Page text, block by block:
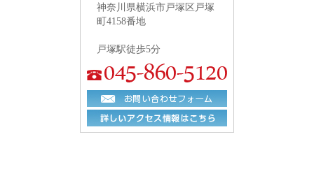
神奈川県横浜市戸塚区戸塚
町4158番地
戸塚駅徒歩5分